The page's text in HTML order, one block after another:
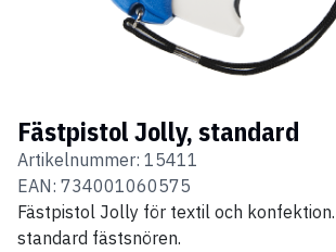
Fästpistol Jolly, standard
Artikelnummer: 15411
EAN: 734001060575
Fästpistol Jolly för textil och
standard fästsnören.